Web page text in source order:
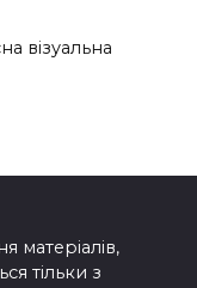
візуальна
матеріалів,
тільки з